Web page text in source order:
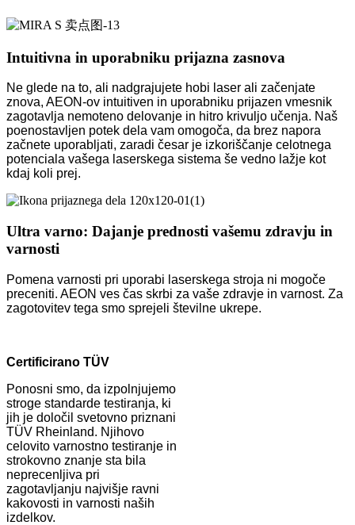
Intuitivna in uporabniku prijazna zasnova
Ne glede na to, ali nadgrajujete hobi laser ali začenjate
znova, AEON-ov intuitiven in uporabniku prijazen vmesnik
zagotavlja nemoteno delovanje in hitro krivuljo učenja. Naš
poenostavljen potek dela vam omogoča, da brez napora
začnete uporabljati, zaradi česar je izkoriščanje celotnega
potenciala vašega laserskega sistema še vedno lažje kot
kdaj koli prej.
Ultra varno: Dajanje prednosti vašemu zdravju in
varnosti
Pomena varnosti pri uporabi laserskega stroja ni mogoče
preceniti. AEON ves čas skrbi za vaše zdravje in varnost. Za
zagotovitev tega smo sprejeli številne ukrepe.
Certificirano TÜV
Ponosni smo, da izpolnjujemo
stroge standarde testiranja, ki
jih je določil svetovno priznani
TÜV Rheinland. Njihovo
celovito varnostno testiranje in
strokovno znanje sta bila
neprecenljiva pri
zagotavljanju najvišje ravni
kakovosti in varnosti naših
izdelkov.